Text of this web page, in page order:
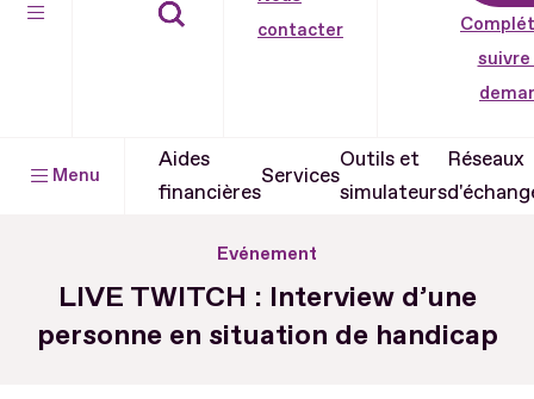
contacter
suivre
Menu
Aides
financières
Services
Outils et
simulateurs
Réseaux
Evénement
LIVE TWITCH : Interview d’une
personne en situation de handicap